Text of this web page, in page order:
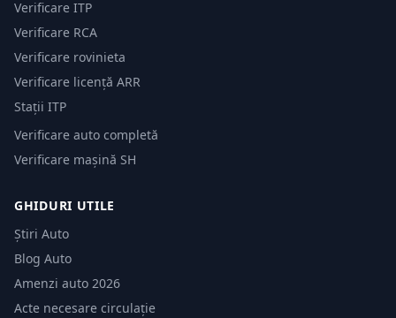
Verificare ITP
Verificare RCA
Verificare rovinieta
Verificare licență ARR
Stații ITP
Verificare auto completă
Verificare mașină SH
GHIDURI UTILE
Știri Auto
Blog Auto
Amenzi auto 2026
Acte necesare circulație